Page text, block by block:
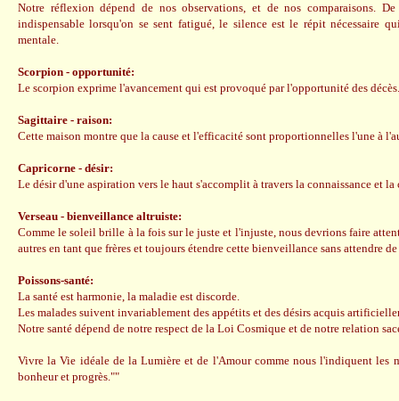
Notre réflexion dépend de nos observations, et de nos comparaisons.
indispensable lorsqu'on se sent fatigué, le silence est le répit nécessaire
mentale.
Scorpion - opportunité:
Le scorpion exprime l'avancement qui est provoqué par l'opportunité des décès.
Sagittaire - raison:
Cette maison montre que la cause et l'efficacité sont proportionnelles l'une à
Capricorne - désir:
Le désir d'une aspiration vers le haut s'accomplit à travers la connaissance et la
Verseau - bienveillance altruiste:
Comme le soleil brille à la fois sur le juste et l'injuste, nous devrions faire
autres en tant que frères et toujours étendre cette bienveillance sans attendre
Poissons-santé:
La santé est harmonie, la maladie est discorde.
Les malades suivent invariablement des appétits et des désirs acquis
Notre santé dépend de notre respect de la Loi Cosmique et de notre relation
Vivre la Vie idéale de la Lumière et de l'Amour comme nous l'indiquent les
bonheur et progrès.""